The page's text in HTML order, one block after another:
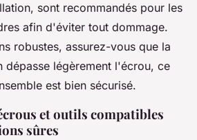
sont recommandés pour les
afin d'éviter tout dommage.
robustes, assurez-vous que la
dépasse légèrement l'écrou, ce
est bien sécurisé.
et outils compatibles
sûres